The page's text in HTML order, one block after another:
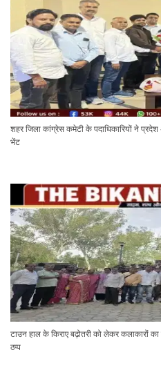
शहर जिला कांग्रेस कमेटी के पदाधिकारियों ने प्रदेश
भेंट
टाउन हाल के किराए बढ़ोतरी को लेकर कलाकारों
ठप्प